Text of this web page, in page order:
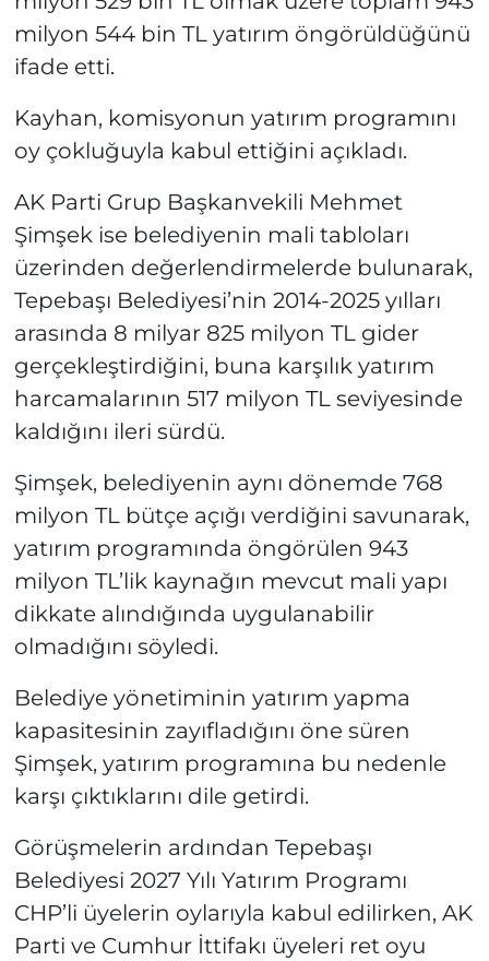
milyon 544 bin TL yatırım öngörüldüğünü
ifade etti.
Kayhan, komisyonun yatırım programını
oy çokluğuyla kabul ettiğini açıkladı.
AK Parti Grup Başkanvekili Mehmet
Şimşek ise belediyenin mali tabloları
üzerinden değerlendirmelerde bulunarak,
Tepebaşı Belediyesi’nin 2014-2025 yılları
arasında 8 milyar 825 milyon TL gider
gerçekleştirdiğini, buna karşılık yatırım
harcamalarının 517 milyon TL seviyesinde
kaldığını ileri sürdü.
Şimşek, belediyenin aynı dönemde 768
milyon TL bütçe açığı verdiğini savunarak,
yatırım programında öngörülen 943
milyon TL’lik kaynağın mevcut mali yapı
dikkate alındığında uygulanabilir
olmadığını söyledi.
Belediye yönetiminin yatırım yapma
kapasitesinin zayıfladığını öne süren
Şimşek, yatırım programına bu nedenle
karşı çıktıklarını dile getirdi.
Görüşmelerin ardından Tepebaşı
Belediyesi 2027 Yılı Yatırım Programı
CHP’li üyelerin oylarıyla kabul edilirken, AK
Parti ve Cumhur İttifakı üyeleri ret oyu